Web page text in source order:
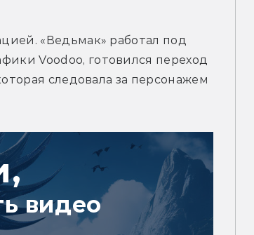
«Ведьмак» работал под
Voodoo, готовился переход
следовала за персонажем
видео